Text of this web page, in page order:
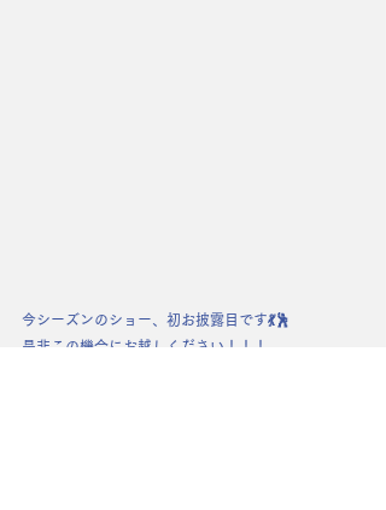
今シーズンのショー、初お披露目です💃🕺
是非この機会にお越しください！！！